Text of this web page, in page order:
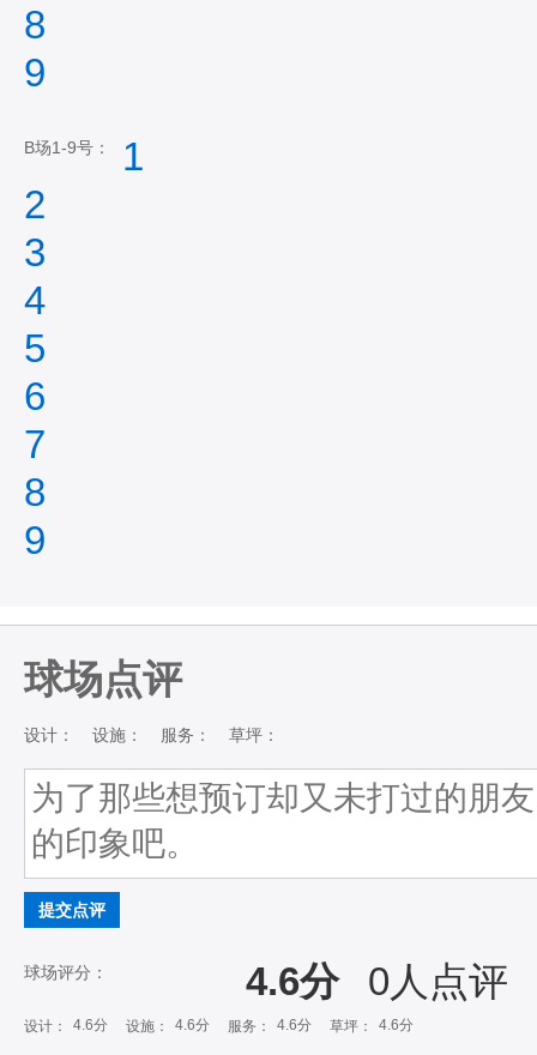
8
9
B场1-9号：
1
2
3
4
5
6
7
8
9
球场点评
设计： 设施： 服务： 草坪：
提交点评
球场评分： 4.6分 0人点评
设计： 4.6分 设施： 4.6分 服务： 4.6分 草坪： 4.6分